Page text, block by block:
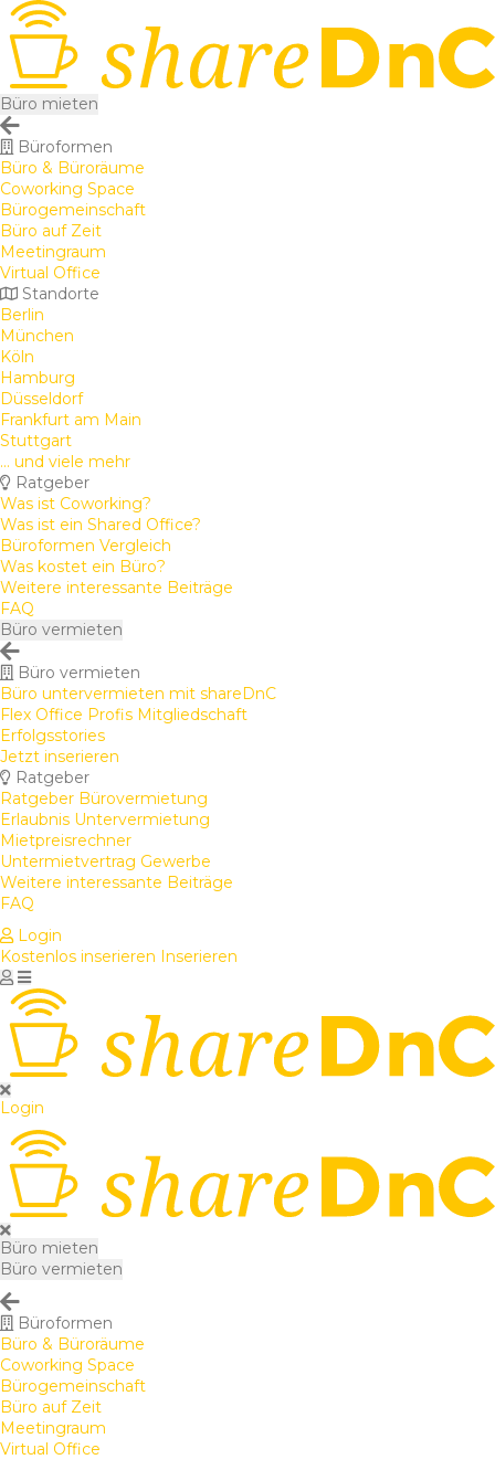
Büro mieten
Büroformen
Büro & Büroräume
Coworking Space
Bürogemeinschaft
Büro auf Zeit
Meetingraum
Virtual Office
Standorte
Berlin
München
Köln
Hamburg
Düsseldorf
Frankfurt am Main
Stuttgart
... und viele mehr
Ratgeber
Was ist Coworking?
Was ist ein Shared Office?
Büroformen Vergleich
Was kostet ein Büro?
Weitere interessante Beiträge
FAQ
Büro vermieten
Büro vermieten
Büro untervermieten mit shareDnC
Flex Office Profis Mitgliedschaft
Erfolgsstories
Jetzt inserieren
Ratgeber
Ratgeber Bürovermietung
Erlaubnis Untervermietung
Mietpreisrechner
Untermietvertrag Gewerbe
Weitere interessante Beiträge
FAQ
Login
Kostenlos inserieren Inserieren
Login
Büro mieten
Büro vermieten
Büroformen
Büro & Büroräume
Coworking Space
Bürogemeinschaft
Büro auf Zeit
Meetingraum
Virtual Office